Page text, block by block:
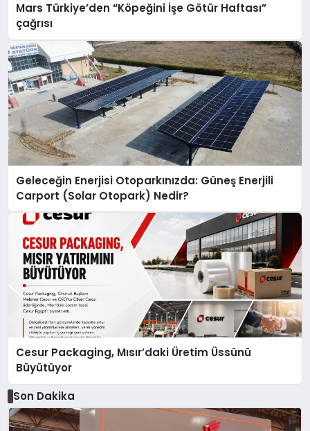
Mars Türkiye’den “Köpeğini İşe Götür Haftası”
çağrısı
Geleceğin Enerjisi Otoparkınızda: Güneş Enerjili
Carport (Solar Otopark) Nedir?
Cesur Packaging, Mısır’daki Üretim Üssünü
Büyütüyor
Son Dakika